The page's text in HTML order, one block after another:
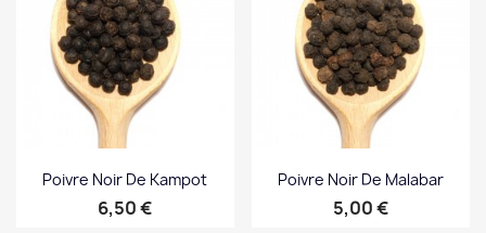
Poivre Noir De Kampot
Prix
6,50 €
Poivre Noir De Malabar
Prix
5,00 €